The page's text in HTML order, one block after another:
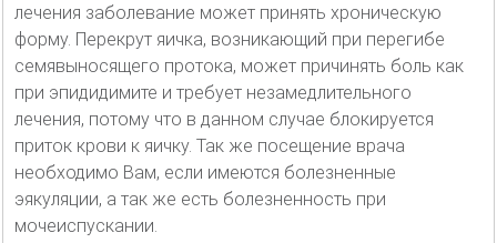
лечения заболевание может принять хроническую
форму. Перекрут яичка, возникающий при перегибе
семявыносящего протока, может причинять боль как
при эпидидимите и требует незамедлительного
лечения, потому что в данном случае блокируется
приток крови к яичку. Так же посещение врача
необходимо Вам, если имеются болезненные
эякуляции, а так же есть болезненность при
мочеиспускании.